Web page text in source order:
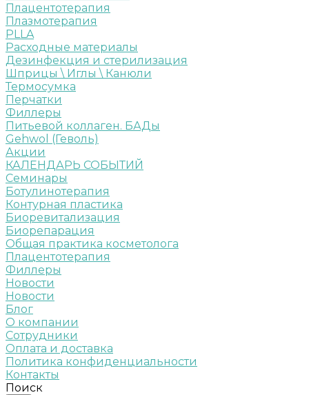
Плацентотерапия
Плазмотерапия
PLLA
Расходные материалы
Дезинфекция и стерилизация
Шприцы \ Иглы \ Канюли
Термосумка
Перчатки
Филлеры
Питьевой коллаген. БАДы
Gehwol (Геволь)
Акции
КАЛЕНДАРЬ СОБЫТИЙ
Семинары
Ботулинотерапия
Контурная пластика
Биоревитализация
Биорепарация
Общая практика косметолога
Плацентотерапия
Филлеры
Новости
Новости
Блог
О компании
Сотрудники
Оплата и доставка
Политика конфиденциальности
Контакты
Поиск